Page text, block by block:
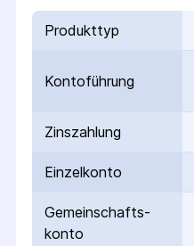
Produkttyp
Kontoführung
Zinszahlung
Einzelkonto
Gemeinschafts­
konto